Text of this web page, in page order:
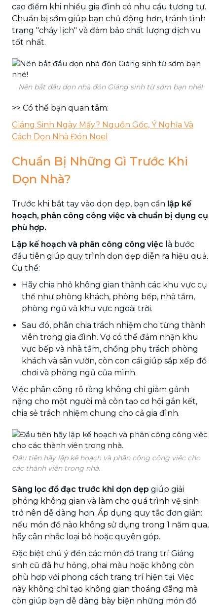
cao điểm khi nhiều gia đình có nhu cầu tương tự.
Chuẩn bị sớm giúp bạn chủ động hơn, tránh tình
trạng "cháy lịch" và đảm bảo chất lượng dịch vụ
tốt nhất.
Nên bắt đầu dọn nhà đón Giáng sinh từ sớm bạn nhé!
>> Có thể bạn quan tâm:
Giáng Sinh Ngày Mấy? Nguồn Gốc, Ý Nghĩa Và
Cách Dọn Nhà Đón Noel
Chuẩn Bị Những Gì Trước Khi
Dọn Nhà?
Trước khi bắt tay vào dọn dẹp, bạn cần lập kế
hoạch, phân công công việc và chuẩn bị dụng cụ
phù hợp.
Lập kế hoạch và phân công công việc là bước
đầu tiên giúp quy trình dọn dẹp diễn ra hiệu quả.
Cụ thể:
Hãy chia nhỏ không gian thành các khu vực cụ
thể như phòng khách, phòng bếp, nhà tắm,
phòng ngủ và khu vực ngoài trời.
Sau đó, phân chia trách nhiệm cho từng thành
viên trong gia đình. Vợ có thể đảm nhận khu
vực bếp và nhà tắm, chồng phụ trách phòng
khách và sân vườn, còn con cái giúp sắp xếp đồ
chơi và phòng ngủ của mình.
Việc phân công rõ ràng không chỉ giảm gánh
nặng cho một người mà còn tạo cơ hội gắn kết,
chia sẻ trách nhiệm chung cho cả gia đình.
Đầu tiên hãy lập kế hoạch và phân công công việc cho
các thành viên trong nhà.
Sàng lọc đồ đạc trước khi dọn dẹp giúp giải
phóng không gian và làm cho quá trình vệ sinh
trở nên dễ dàng hơn. Áp dụng quy tắc đơn giản:
nếu món đồ nào không sử dụng trong 1 năm qua,
hãy cân nhắc loại bỏ hoặc quyên góp.
Đặc biệt chú ý đến các món đồ trang trí Giáng
sinh cũ đã hư hỏng, phai màu hoặc không còn
phù hợp với phong cách trang trí hiện tại. Việc
này không chỉ tạo không gian thoáng đãng mà
còn giúp bạn dễ dàng bày biện những món đồ